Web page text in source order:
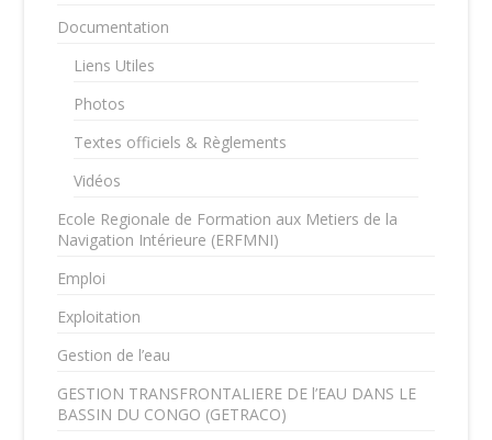
Documentation
Liens Utiles
Photos
Textes officiels & Règlements
Vidéos
Ecole Regionale de Formation aux Metiers de la
Navigation Intérieure (ERFMNI)
Emploi
Exploitation
Gestion de l’eau
GESTION TRANSFRONTALIERE DE l’EAU DANS LE
BASSIN DU CONGO (GETRACO)